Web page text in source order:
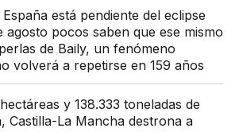
está pendiente del eclipse
agosto pocos saben que ese mismo
de Baily, un fenómeno
volverá a repetirse en 159 años
y 138.333 toneladas de
Castilla-La Mancha destrona a